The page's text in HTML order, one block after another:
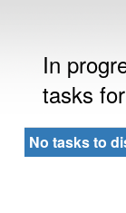
In
tasks
No tasks to